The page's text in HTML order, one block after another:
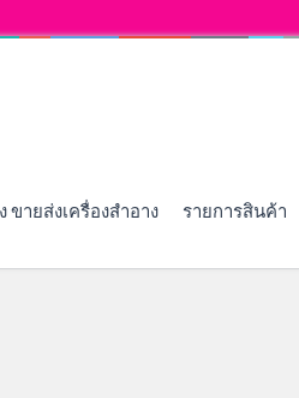
ขายส่งเครื่องสำอาง รายการสินค้า